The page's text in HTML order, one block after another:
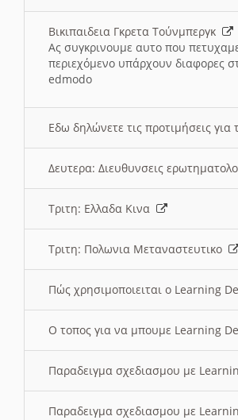
Βικιπαιδεια Γκρετα Τούνμπεργκ
Ας συγκρινουμε αυτο που
περιεχόμενο υπάρχουν διαφορες
edmodo
Εδω δηλώνετε τις προτιμήσεις για
Δευτερα: Διευθυνσεις
Τριτη: Ελλαδα Κινα
Τριτη: Πολωνια Μεταναστευτικο
Πώς χρησιμοποιειται ο Learning
O τοπος για να μπουμε Learning
Παραδειγμα σχεδιασμου με
Παραδειγμα σχεδιασμου με